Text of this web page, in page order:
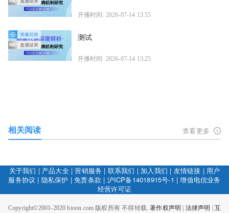
开播时间: 2026-07-14 13:55
测试
开播时间: 2026-07-14 13:25
相关阅读 查看更多
关于我们 | 产品大全|营销服务 | 联系我们 | 加入我们 | 友情链接 | 用户
服务协议 | 隐私保护 |免责条款 | 沪ICP备14018915号-1 |增值电信业务
经营许可证
Copyright©2001-2020 bioon.com 版权所有 不得转载.著作权声明 | 法律声明 | 互